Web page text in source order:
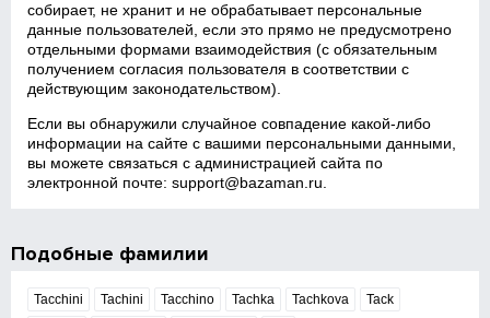
собирает, не хранит и не обрабатывает персональные
данные пользователей, если это прямо не предусмотрено
отдельными формами взаимодействия (с обязательным
получением согласия пользователя в соответствии с
действующим законодательством).
Если вы обнаружили случайное совпадение какой‑либо
информации на сайте с вашими персональными данными,
вы можете связаться с администрацией сайта по
электронной почте:support@bazaman.ru
Подобные фамилии
Tacchini Tachini Tacchino Tachka Tachkova Tack